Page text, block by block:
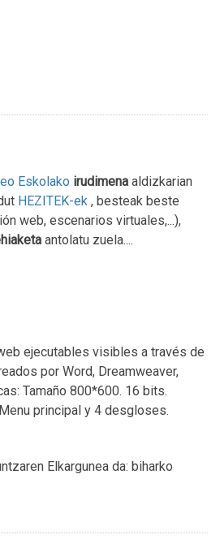
Eskolako irudimena aldizkarian
HEZITEK-ek , besteak beste
web, escenarios virtuales,...),
antolatu zuela....
ejecutables visibles a través de
por Word, Dreamweaver,
Tamaño 800*600. 16 bits.
principal y 4 desgloses.
Elkargunea da: biharko